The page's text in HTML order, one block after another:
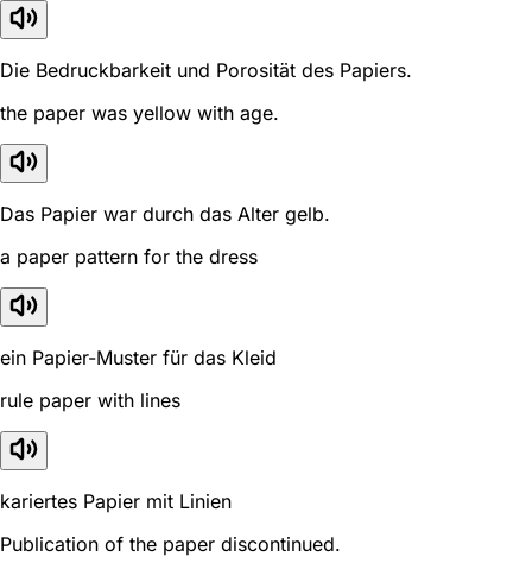
Die Bedruckbarkeit und Porosität des Papiers.
the paper was yellow with age.
Das Papier war durch das Alter gelb.
a paper pattern for the dress
ein Papier-Muster für das Kleid
rule paper with lines
kariertes Papier mit Linien
Publication of the paper discontinued.